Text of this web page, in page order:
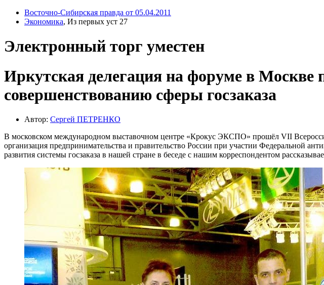
Восточно-Сибирская правда от 05.04.2011
Экономика, Из первых уст 27
Электронный торг уместен
Иркутская делегация на форуме в Москве
совершенствованию сферы госзаказа
Автор: Сергей ПЕТРЕНКО
В московском международном выставочном центре «Крокус ЭКСПО» прошёл VII
организация предпринимательства и правительство России при участии Федеральной
развития системы госзаказа в нашей стране в беседе с нашим корреспондентом